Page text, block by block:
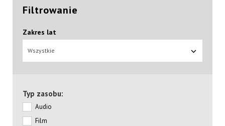
Filtrowanie
Zakres lat
Wszystkie
Typ zasobu:
Audio
Film